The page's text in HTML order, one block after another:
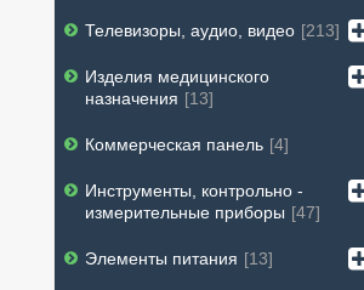
Телевизоры, аудио, видео 213
Изделия медицинского
назначения
13
Коммерческая панель 4
Инструменты, контрольно -
измерительные приборы
47
Элементы питания 13